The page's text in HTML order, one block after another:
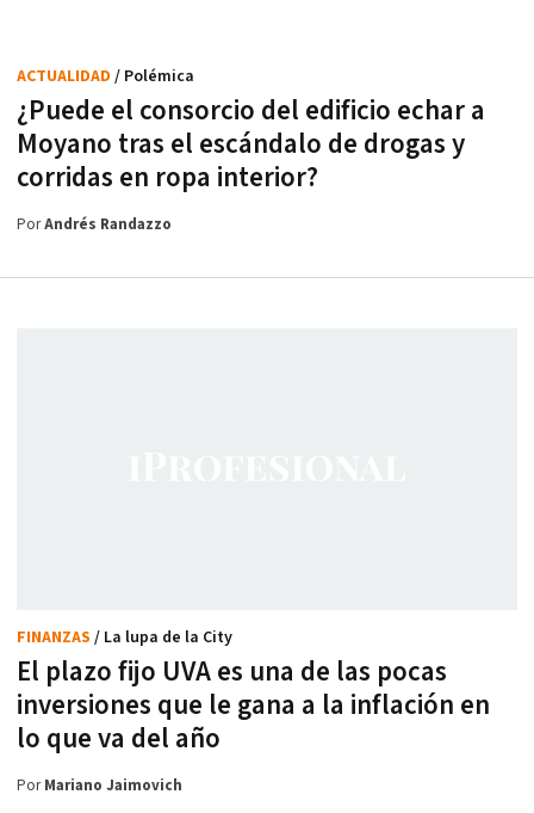
¿Puede el consorcio del edificio echar a
Moyano tras el escándalo de drogas y
corridas en ropa interior?
ACTUALIDAD / Polémica
PorAndrés Randazzo
El plazo fijo UVA es una de las pocas
inversiones que le gana a la inflación en
lo que va del año
FINANZAS / La lupa de la City
PorMariano Jaimovich